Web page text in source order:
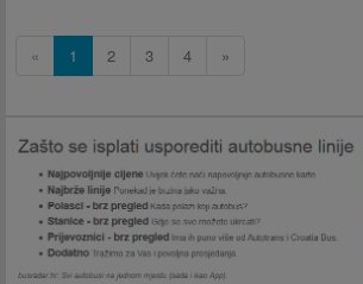
« 1 2 3 4 »